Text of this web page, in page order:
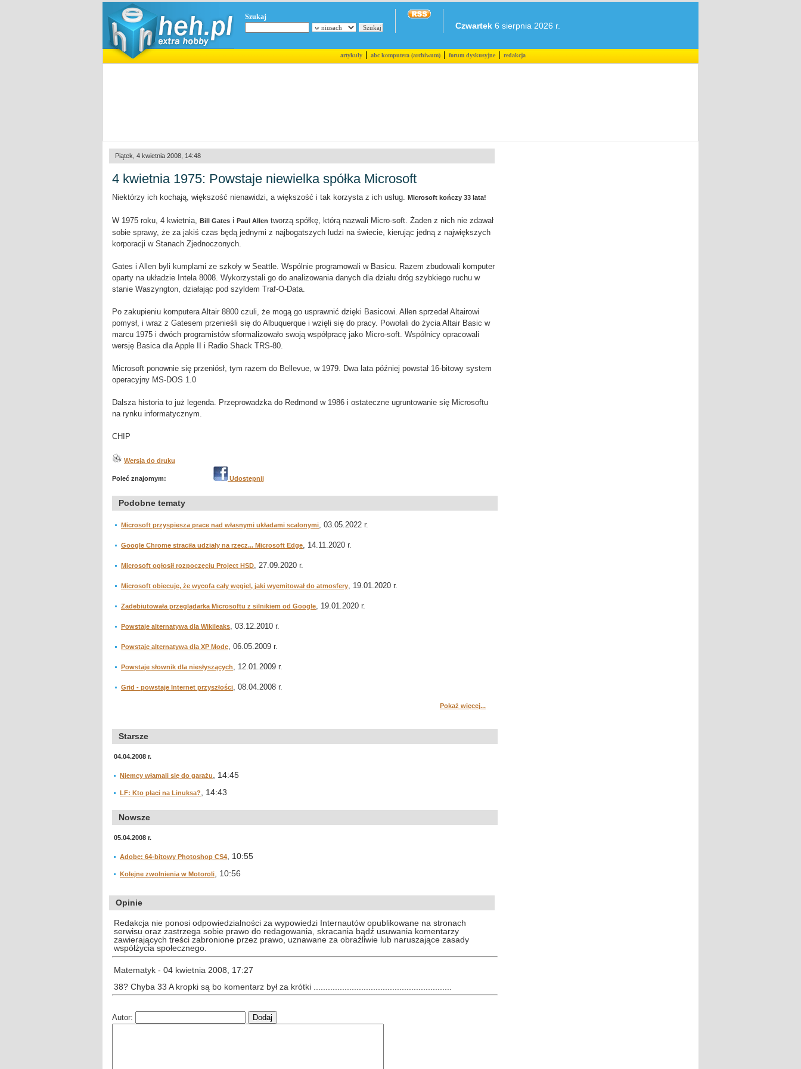
Szukaj
Czwartek 6 sierpnia 2026 r.
artykuły|abc komputera (archiwum)|forum dyskusyjne|redakcja
Piątek, 4 kwietnia 2008, 14:48
4 kwietnia 1975: Powstaje niewielka spółka Microsoft
Niektórzy ich kochają, większość nienawidzi, a większość i tak korzysta z ich usług. Microsoft kończy 33 lata!
W 1975 roku, 4 kwietnia, Bill Gates i Paul Allen tworzą spółkę, którą nazwali Micro-soft. Żaden z nich nie zdawał
sobie sprawy, że za jakiś czas będą jednymi z najbogatszych ludzi na świecie, kierując jedną z największych
korporacji w Stanach Zjednoczonych.
Gates i Allen byli kumplami ze szkoły w Seattle. Wspólnie programowali w Basicu. Razem zbudowali komputer
oparty na układzie Intela 8008. Wykorzystali go do analizowania danych dla działu dróg szybkiego ruchu w
stanie Waszyngton, działając pod szyldem Traf-O-Data.
Po zakupieniu komputera Altair 8800 czuli, że mogą go usprawnić dzięki Basicowi. Allen sprzedał Altairowi
pomysł, i wraz z Gatesem przenieśli się do Albuquerque i wzięli się do pracy. Powołali do życia Altair Basic w
marcu 1975 i dwóch programistów sformalizowało swoją współpracę jako Micro-soft. Wspólnicy opracowali
wersję Basica dla Apple II i Radio Shack TRS-80.
Microsoft ponownie się przeniósł, tym razem do Bellevue, w 1979. Dwa lata później powstał 16-bitowy system
operacyjny MS-DOS 1.0
Dalsza historia to już legenda. Przeprowadzka do Redmond w 1986 i ostateczne ugruntowanie się Microsoftu
na rynku informatycznym.
CHIP
Wersja do druku
Poleć znajomym: Udostępnij
Podobne tematy
Microsoft przyspiesza prace nad własnymi układami scalonymi, 03.05.2022 r.
Google Chrome straciła udziały na rzecz... Microsoft Edge, 14.11.2020 r.
Microsoft ogłosił rozpoczęciu Project HSD, 27.09.2020 r.
Microsoft obiecuje, że wycofa cały węgiel, jaki wyemitował do atmosfery, 19.01.2020 r.
Zadebiutowała przeglądarka Microsoftu z silnikiem od Google, 19.01.2020 r.
Powstaje alternatywa dla Wikileaks, 03.12.2010 r.
Powstaje alternatywa dla XP Mode, 06.05.2009 r.
Powstaje słownik dla niesłyszących, 12.01.2009 r.
Grid - powstaje Internet przyszłości, 08.04.2008 r.
Pokaż więcej...
Starsze
04.04.2008 r.
Niemcy włamali się do garażu , 14:45
LF: Kto płaci na Linuksa? , 14:43
Nowsze
05.04.2008 r.
Adobe: 64-bitowy Photoshop CS4 , 10:55
Kolejne zwolnienia w Motoroli , 10:56
Opinie
Redakcja nie ponosi odpowiedzialności za wypowiedzi Internautów opublikowane na stronach
serwisu oraz zastrzega sobie prawo do redagowania, skracania bądź usuwania komentarzy
zawierających treści zabronione przez prawo, uznawane za obraźliwie lub naruszające zasady
współżycia społecznego.
Matematyk - 04 kwietnia 2008, 17:27
38? Chyba 33 A kropki są bo komentarz był za krótki ..........................................................
Autor: